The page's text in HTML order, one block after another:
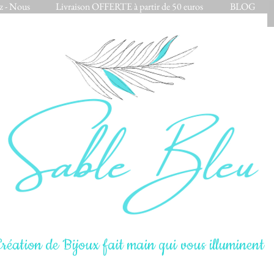
- Nous Livraison OFFERTE à partir de 50 euros BLOG
de Bijoux fait main qui vous illuminent